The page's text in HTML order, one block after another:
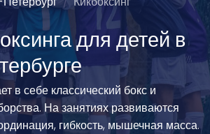
для детей в
в себе классический бокс и
На занятиях развиваются
гибкость, мышечная масса.